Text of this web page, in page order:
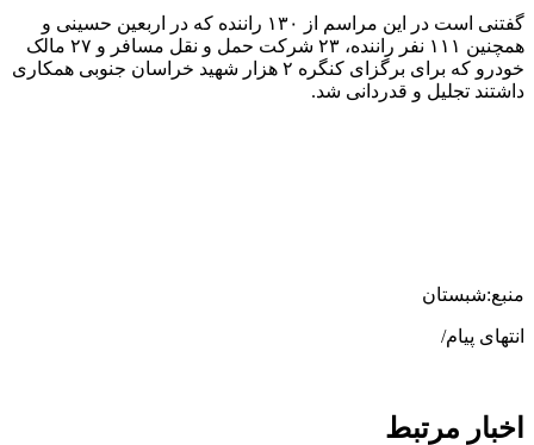
گفتنی است در این مراسم از ۱۳۰ راننده که در اربعین حسینی و
همچنین ۱۱۱ نفر راننده، ۲۳ شرکت حمل و نقل مسافر و ۲۷ مالک
خودرو که برای برگزای کنگره ۲ هزار شهید خراسان جنوبی همکاری
داشتند تجلیل و قدردانی شد.
منبع:شبستان
انتهای پیام/
اخبار مرتبط